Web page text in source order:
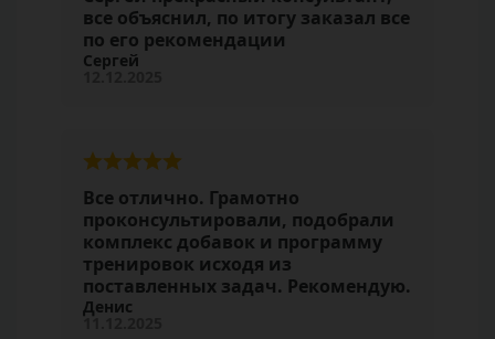
все объяснил, по итогу заказал все
по его рекомендации
Сергей
Все отлично. Грамотно
проконсультировали, подобрали
комплекс добавок и программу
тренировок исходя из
поставленных задач. Рекомендую.
Денис